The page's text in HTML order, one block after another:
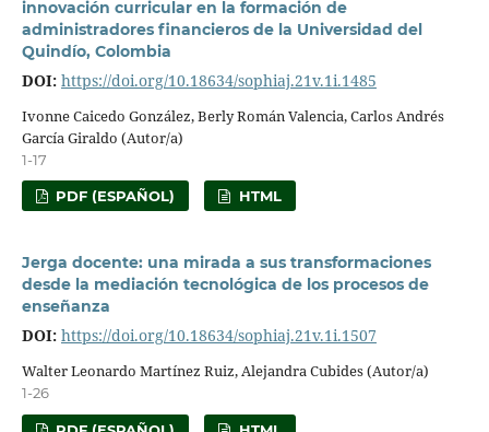
innovación curricular en la formación de
administradores financieros de la Universidad del
Quindío, Colombia
DOI: https://doi.org/10.18634/sophiaj.21v.1i.1485
Ivonne Caicedo González, Berly Román Valencia, Carlos Andrés
García Giraldo (Autor/a)
1-17
PDF (ESPAÑOL) HTML
Jerga docente: una mirada a sus transformaciones
desde la mediación tecnológica de los procesos de
enseñanza
DOI: https://doi.org/10.18634/sophiaj.21v.1i.1507
Walter Leonardo Martínez Ruiz, Alejandra Cubides (Autor/a)
1-26